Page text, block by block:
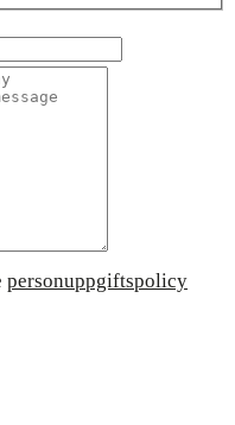
personuppgiftspolicy